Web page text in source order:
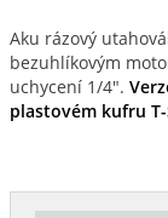
Aku rázový
bezuhlíkovým
uchycení 1/4".
plastovém kufru